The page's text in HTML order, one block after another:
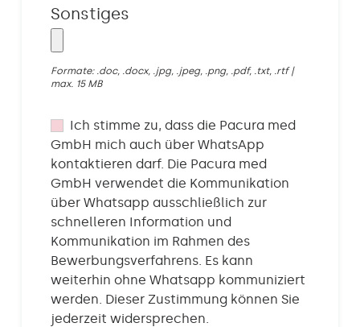
Sonstiges
Formate: .doc, .docx, .jpg, .jpeg, .png, .pdf, .txt, .rtf |
max. 15 MB
Ich stimme zu, dass die Pacura med
GmbH mich auch über WhatsApp
kontaktieren darf. Die Pacura med
GmbH verwendet die Kommunikation
über Whatsapp ausschließlich zur
schnelleren Information und
Kommunikation im Rahmen des
Bewerbungsverfahrens. Es kann
weiterhin ohne Whatsapp kommuniziert
werden. Dieser Zustimmung können Sie
jederzeit widersprechen.